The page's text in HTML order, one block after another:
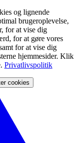
og lignende
brugeroplevelse,
for at vise dig
for at gøre vores
for at vise dig
hjemmesider. Klik
Privatlivspolitik
cookies